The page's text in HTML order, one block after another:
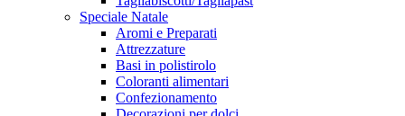
Speciale Natale
Aromi e Preparati
Attrezzature
Basi in polistirolo
Coloranti alimentari
Confezionamento